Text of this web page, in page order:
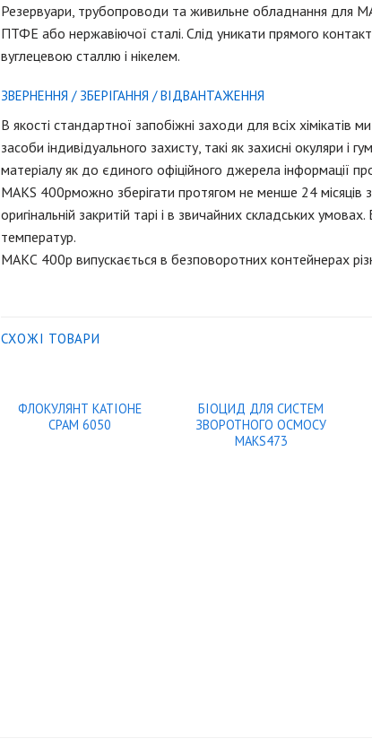
Резервуари, трубопроводи та живильне обладнання для
ПТФЕ або нержавіючої сталі. Слід уникати прямого
вуглецевою сталлю і нікелем.
ЗВЕРНЕННЯ / ЗБЕРІГАННЯ / ВІДВАНТАЖЕННЯ
В якості стандартної запобіжні заходи для всіх
засоби індивідуального захисту, такі як захисні окуляри і
матеріалу як до єдиного офіційного джерела інформації
MAKS 400рможно зберігати протягом не менше 24 місяців
оригінальній закритій тарі і в звичайних складських
температур.
МАКС 400p випускається в безповоротних контейнерах
СХОЖІ ТОВАРИ
ФЛОКУЛЯНТ КАТІОНЕ
CPAM 6050
БІОЦИД ДЛЯ СИСТЕМ
ЗВОРОТНОГО ОСМОСУ
MAKS473